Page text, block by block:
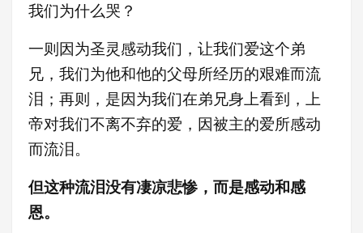
我们为什么哭？
一则因为圣灵感动我们，让我们爱这个弟
兄，我们为他和他的父母所经历的艰难而流
泪；再则，是因为我们在弟兄身上看到，上
帝对我们不离不弃的爱，因被主的爱所感动
而流泪。
但这种流泪没有凄凉悲惨，而是感动和感
恩。